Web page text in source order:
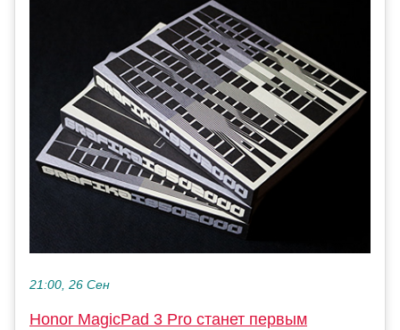
21:00, 26 Сен
Honor MagicPad 3 Pro станет первым